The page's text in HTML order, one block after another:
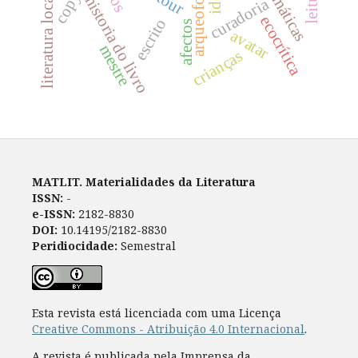
escrito curadoria
historia do livro avatar
literatura locativa crianças ecocrítica
afectos
mestre
MATLIT. Materialidades da Literatura
ISSN: -
e-ISSN: 2182-8830
DOI: 10.14195/2182-8830
Peridiocidade: Semestral
Esta revista está licenciada com uma Licença
Creative Commons - Atribuição 4.0 Internacional.